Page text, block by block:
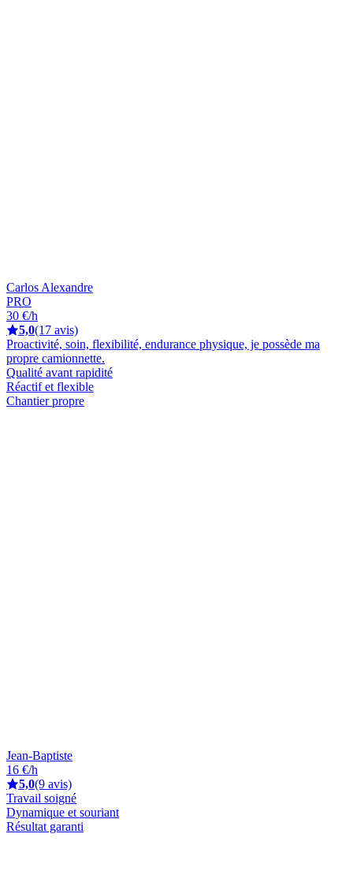
Carlos Alexandre
PRO
30 €/h
5,0(17 avis)
Proactivité, soin, flexibilité, endurance physique, je possède ma
propre camionnette.
Qualité avant rapidité
Réactif et flexible
Chantier propre
Jean-Baptiste
16 €/h
5,0(9 avis)
Travail soigné
Dynamique et souriant
Résultat garanti